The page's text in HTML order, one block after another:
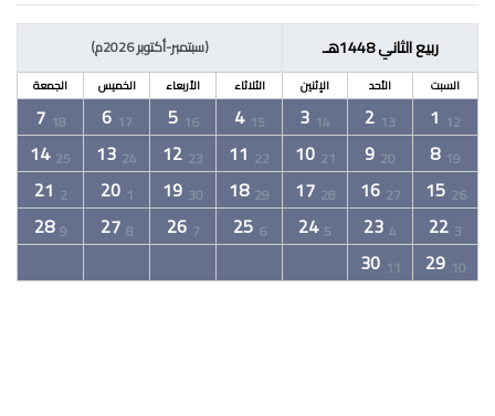
ربيع الثاني 1448هـ (سبتمبر-أكتوبر 2026م)
السبت الأحد الإثنين الثلاثاء الأربعاء الخميس الجمعة
1 12
2 13
3 14
4 15
5 16
6 17
7 18
8 19
9 20
10 21
11 22
12 23
13 24
14 25
15 26
16 27
17 28
18 29
19 30
20 1
21 2
22 3
23 4
24 5
25 6
26 7
27 8
28 9
29 10
30 11